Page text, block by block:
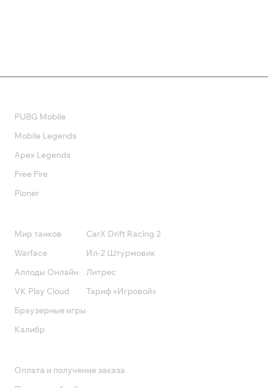
PUBG Mobile
Mobile Legends
Apex Legends
Free Fire
Pioner
Мир танков
Warface
Аллоды Онлайн
VK Play Cloud
Браузерные игры
Калибр
CarX Drift Racing 2
Ил-2 Штурмовик
Литрес
Тариф «Игровой»
Оплата и получение заказа